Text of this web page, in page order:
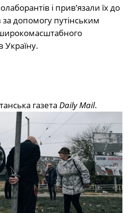
і прив’язали їх до
за допомогу путінським
Україну.
газета Daily Mail.